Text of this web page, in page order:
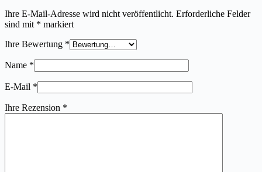
Ihre E-Mail-Adresse wird nicht veröffentlicht. Erforderliche Felder
sind mit * markiert
Ihre Bewertung *
Name *
E-Mail *
Ihre Rezension *